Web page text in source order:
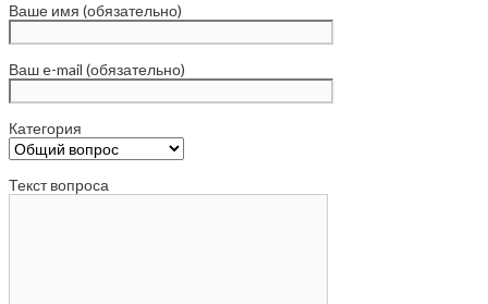
Ваше имя (обязательно)
Ваш e-mail (обязательно)
Категория
Текст вопроса